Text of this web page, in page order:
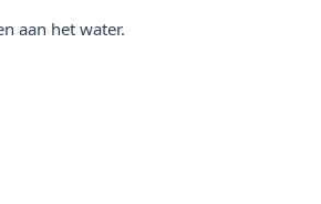
aan het water.